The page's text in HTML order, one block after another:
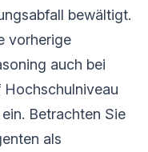
bewältigt.
vorherige
auch bei
Betrachten Sie
als